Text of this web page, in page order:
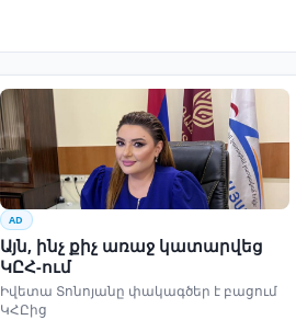
AD
Այն, ինչ քիչ առաջ կատարվեց
ԿԸՀ-ում
Իվետա Տոնոյանը փակագծեր է բացում
ԿՀԸից